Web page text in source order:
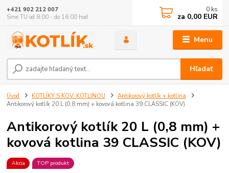
Menu
Hľadať
+421 902 212 007
Sme TU od 8:00 - do 16:00 hod
0 ks
za 0,00 EUR
Úvod KOTLÍKY S KOV. KOTLINOU
Antikorový kotlík + kotlina
Antikorový kotlík 20 L (0,8 mm) + kovová kotlina 39 CLASSIC (KOV)
Antikorový kotlík 20 L (0,8 mm) +
kovová kotlina 39 CLASSIC (KOV)
Akcia TOP produkt